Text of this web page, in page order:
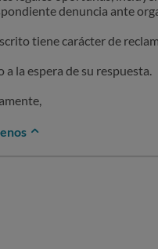
denuncia ante
tiene carácter de
a la espera de su respuesta.